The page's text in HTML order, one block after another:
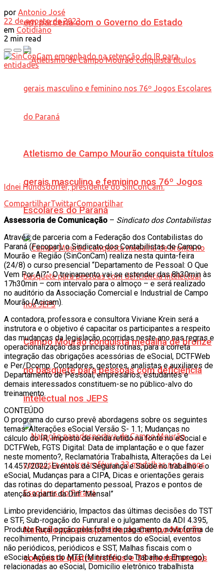
em parceria com o Governo do Estado
Atletismo de Campo Mourão conquista títulos
gerais masculino e feminino nos 76º Jogos
Escolares do Paraná
Campo Mourão conquista medalha de bronze
no basquete para pessoas com deficiência
intelectual nos JEPS
Natação paradesportiva de Campo Mourão
conquista quatro troféus e 33 medalhas nos
por Antonio José
22 de agosto de 2023
em Cotidiano
2 min read
Idnei Hundsdorfer, presidente do SinConCam.
CompartilharTwittarCompartilhar
Assessoria de Comunicação – Sindicato dos Contabilistas
Através de parceria com a Federação dos Contabilistas do
Paraná (Fecopar), o Sindicato dos Contabilistas de Campo
Mourão e Região (SinConCam) realiza nesta quinta-feira
(24/8) o curso presencial “Departamento de Pessoal: O Que
Vem Por Aí?”. O treinamento vai se estender das 8h30min às
17h30min – com intervalo para o almoço – e será realizado
no auditório da Associação Comercial e Industrial de Campo
Mourão (Acicam).
A contadora, professora e consultora Viviane Krein será a
instrutora e o objetivo é capacitar os participantes a respeito
das mudanças da legislação ocorridas neste ano nas regras e
operacionalização das principais rotinas, para a correta
integração das obrigações acessórias de eSocial, DCTFWeb
e Per/Dcomp. Contadores, gestores, analistas e auxiliares de
Departamento de Pessoal, empresários, estudantes e
demais interessados constituem-se no público-alvo do
treinamento.
CONTEÚDO
O programa do curso prevê abordagens sobre os seguintes
temas: Alterações eSocial Versão S- 1.1; Mudanças no
cálculo do IR, Imposto de renda retido na fonte no eSocial e
DCTFWeb, FGTS Digital: Data de implantação e o que fazer
neste momento?, Reclamatória Trabalhista, Alterações da Lei
14.457/2022, Eventos de Segurança e Saúde no trabalho e o
eSocial, Mudanças para a CIPA, Dicas e orientações gerais
das rotinas do departamento pessoal, Prazos e pontos de
atenção a partir da Dirf “Mensal”
Limbo previdenciário, Impactos das últimas decisões do TST
e STF, Sub-rogação do Funrural e o julgamento da ADI 4.395,
Produtor Rural opção pela folha de pagamento, nova forma de
recolhimento, Principais cruzamentos do eSocial, eventos
não periódicos, periódicos e SST, Malhas fiscais com o
eSocial, Ações do MTE (Ministério do Trabalho e Emprego)
relacionadas ao eSocial, Domicílio eletrônico trabalhista